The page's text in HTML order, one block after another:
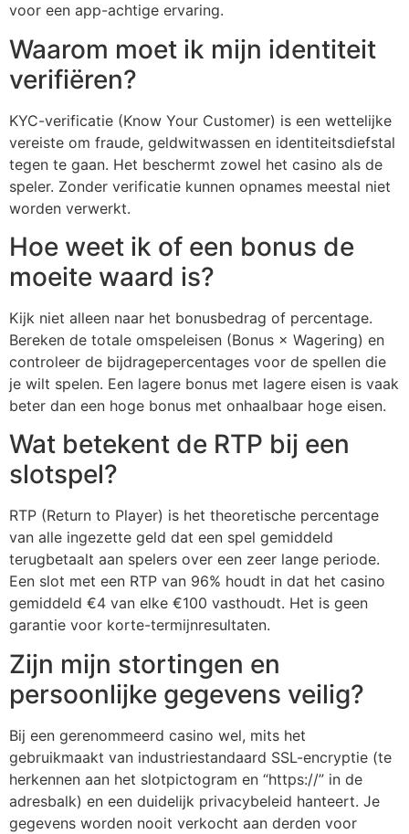
voor een app-achtige ervaring.
Waarom moet ik mijn identiteit
verifiëren?
KYC-verificatie (Know Your Customer) is een wettelijke
vereiste om fraude, geldwitwassen en identiteitsdiefstal
tegen te gaan. Het beschermt zowel het casino als de
speler. Zonder verificatie kunnen opnames meestal niet
worden verwerkt.
Hoe weet ik of een bonus de
moeite waard is?
Kijk niet alleen naar het bonusbedrag of percentage.
Bereken de totale omspeleisen (Bonus × Wagering) en
controleer de bijdragepercentages voor de spellen die
je wilt spelen. Een lagere bonus met lagere eisen is vaak
beter dan een hoge bonus met onhaalbaar hoge eisen.
Wat betekent de RTP bij een
slotspel?
RTP (Return to Player) is het theoretische percentage
van alle ingezette geld dat een spel gemiddeld
terugbetaalt aan spelers over een zeer lange periode.
Een slot met een RTP van 96% houdt in dat het casino
gemiddeld €4 van elke €100 vasthoudt. Het is geen
garantie voor korte-termijnresultaten.
Zijn mijn stortingen en
persoonlijke gegevens veilig?
Bij een gerenommeerd casino wel, mits het
gebruikmaakt van industriestandaard SSL-encryptie (te
herkennen aan het slotpictogram en “https://” in de
adresbalk) en een duidelijk privacybeleid hanteert. Je
gegevens worden nooit verkocht aan derden voor